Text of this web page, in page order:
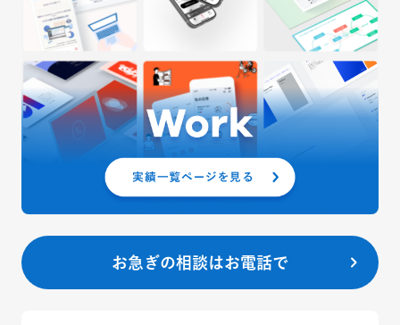
お急ぎの相談はお電話で